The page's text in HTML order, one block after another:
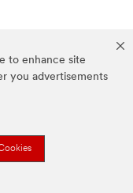
to enhance site
you advertisements
3M.